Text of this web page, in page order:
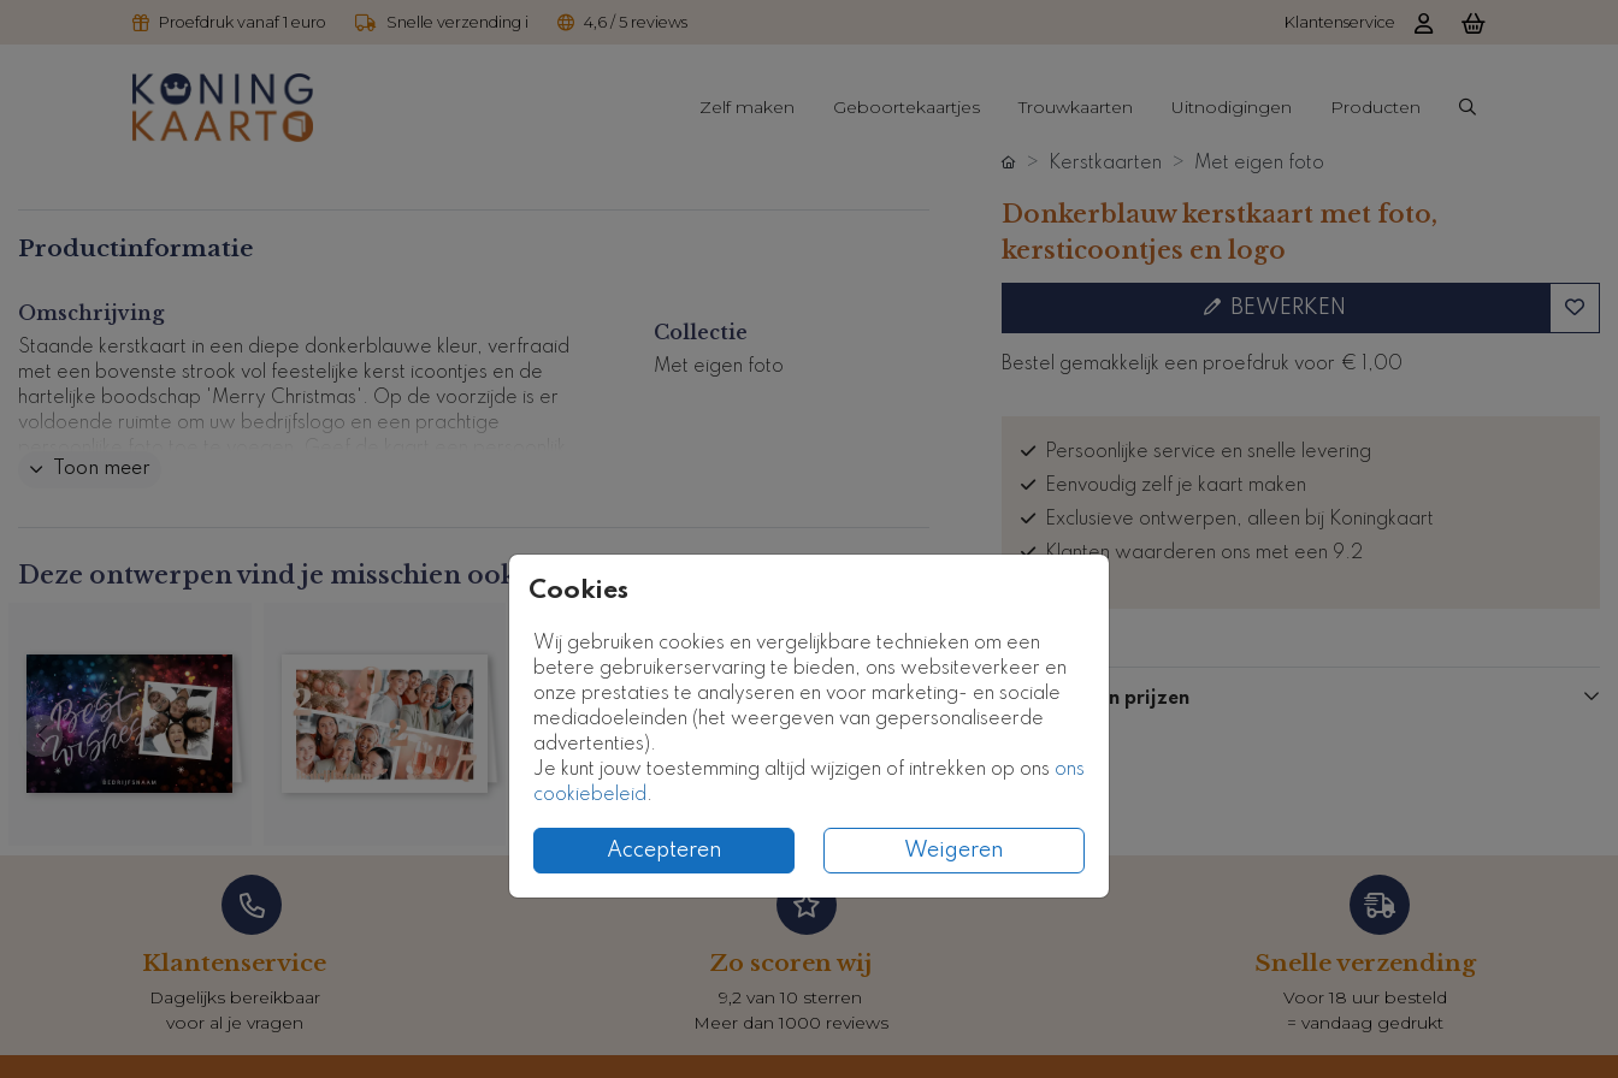
Proefdruk vanaf 1 euro Snelle verzending i 4,6 / 5 reviews Klantenservice
Zelf maken Geboortekaartjes Trouwkaarten Uitnodigingen Producten
Cookies
Wij gebruiken cookies en vergelijkbare technieken om een
betere gebruikerservaring te bieden, ons websiteverkeer en
onze prestaties te analyseren en voor marketing- en sociale
mediadoeleinden (het weergeven van gepersonaliseerde
advertenties).
Je kunt jouw toestemming altijd wijzigen of intrekken op ons ons
cookiebeleid.
Accepteren Weigeren
Productinformatie
Omschrijving
Staande kerstkaart in een diepe donkerblauwe kleur, verfraaid
met een bovenste strook vol feestelijke kerst icoontjes en de
hartelijke boodschap 'Merry Christmas'. Op de voorzijde is er
voldoende ruimte om uw bedrijfslogo en een prachtige
tintje met onze gebruiksvriendelijke designtool en bekijk een
Toon meer
Collectie
Met eigen foto
Deze ontwerpen vind je misschien ook leuk
Kerstkaarten Met eigen foto
Donkerblauw kerstkaart met foto,
kersticoontjes en logo
BEWERKEN
Bestel gemakkelijk een proefdruk voor € 1,00
Persoonlijke service en snelle levering
Eenvoudig zelf je kaart maken
Exclusieve ontwerpen, alleen bij Koningkaart
Klanten waarderen ons met een 9.2
Formaten en prijzen
Klantenservice
Dagelijks bereikbaar
voor al je vragen
Zo scoren wij
9,2 van 10 sterren
Meer dan 1000 reviews
Snelle verzending
Voor 18 uur besteld
= vandaag gedrukt